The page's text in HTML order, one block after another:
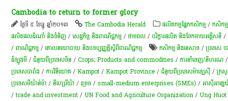
Cambodia to return to former glory
ថ្ងៃទី ៥ ខែធ្នូ ឆ្នាំ២០១៣ The Cambodia Herald ​ផលិតកម្ម​ផ្នែក​កសិកម្ម​/កសិកម្
ផលិតផលដំណាំ និងទំនិញ /សេដ្ឋកិច្ច និងពាណិជ្ជកម្ម/ថាមពល/បរិក្ខារផលិត និងចែកចាយអគ្គីសនី /
/ពាណិជ្ជកម្ម/គោលនយោបាយ និងបទប្បញ្ញត្តិស្តីពីពាណិជ្ជកម្ម កសិ​កម្ម​ និង​នេសាទ/ប្រទេស ប
ដំឡូងមី/ជំនួយពីប្រទេសចិន /Crops; Products and commodities /ការនាំចេញ/នីហរណ
ប្រទេសបារាំង /ការវិនិយោគ/Kampot/Kampot Province/ជំនួយពីប្រទេសម៉ាឡេស៊ី​​/ក្រ
ប្រទេសមីយ៉ាន់ម៉ា /នីហ្សេរីយ៉ា /ម្រេច​/small-medium enterprises (SMEs) /អាស៊ីអាគ្ន
/trade and investment/UN Food and Agriculture Organization/Ung Huot